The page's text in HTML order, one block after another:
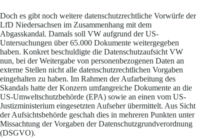
Doch es gibt noch weitere datenschutzrechtliche Vorwürfe der
LfD Niedersachsen im Zusammenhang mit dem
Abgasskandal. Damals soll VW aufgrund der US-
Untersuchungen über 65.000 Dokumente weitergegeben
haben. Konkret beschuldigte die Datenschutzaufsicht VW
nun, bei der Weitergabe von personenbezogenen Daten an
externe Stellen nicht alle datenschutzrechtlichen Vorgaben
eingehalten zu haben. Im Rahmen der Aufarbeitung des
Skandals hatte der Konzern umfangreiche Dokumente an die
US-Umweltschutzbehörde (EPA) sowie an einen vom US-
Justizministerium eingesetzten Aufseher übermittelt. Aus Sicht
der Aufsichtsbehörde geschah dies in mehreren Punkten unter
Missachtung der Vorgaben der Datenschutzgrundverordnung
(DSGVO).